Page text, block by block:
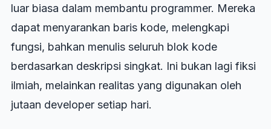
luar biasa dalam membantu programmer. Mereka
dapat menyarankan baris kode, melengkapi
fungsi, bahkan menulis seluruh blok kode
berdasarkan deskripsi singkat. Ini bukan lagi fiksi
ilmiah, melainkan realitas yang digunakan oleh
jutaan developer setiap hari.